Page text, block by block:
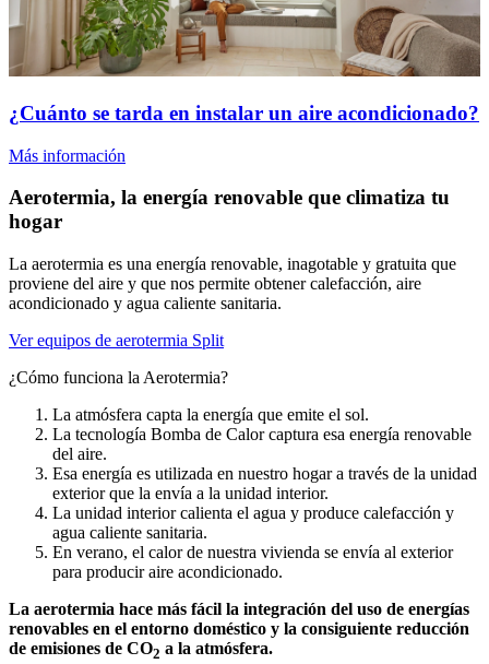
¿Cuánto se tarda en instalar un aire acondicionado?
Más información
Aerotermia, la energía renovable que climatiza tu
hogar
La aerotermia es una energía renovable, inagotable y gratuita que
proviene del aire y que nos permite obtener calefacción, aire
acondicionado y agua caliente sanitaria.
Ver equipos de aerotermia Split
¿Cómo funciona la Aerotermia?
La atmósfera capta la energía que emite el sol.
La tecnología Bomba de Calor captura esa energía renovable
del aire.
Esa energía es utilizada en nuestro hogar a través de la unidad
exterior que la envía a la unidad interior.
La unidad interior calienta el agua y produce calefacción y
agua caliente sanitaria.
En verano, el calor de nuestra vivienda se envía al exterior
para producir aire acondicionado.
La aerotermia hace más fácil la integración del uso de energías
renovables en el entorno doméstico y la consiguiente reducción
de emisiones de CO2 a la atmósfera.